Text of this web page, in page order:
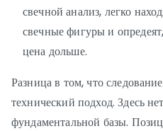
свечной анализ, легко
свечные фигуры и
цена дольше.
Разница в том, что
технический подход. Здесь
фундаментальной базы.